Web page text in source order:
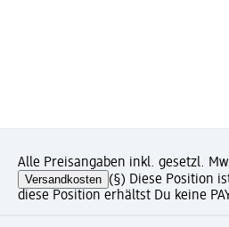
Alle Preisangaben inkl. gesetzl.
Versandkosten (§) Diese Position
diese Position erhältst Du keine